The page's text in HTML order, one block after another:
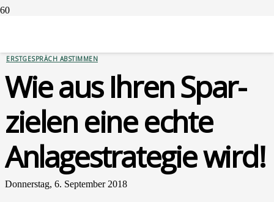
ERSTGESPRÄCH ABSTIMMEN
Wie aus Ihren Spar­
zie­len eine ech­te
Anla­ge­stra­te­gie wird!
Donnerstag, 6. September 2018